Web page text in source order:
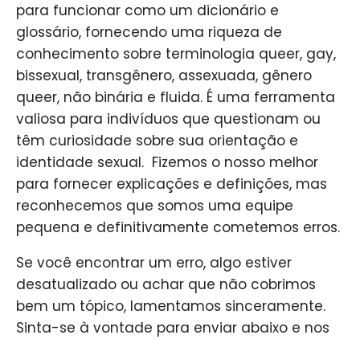
para funcionar como um dicionário e
glossário, fornecendo uma riqueza de
conhecimento sobre terminologia queer, gay,
bissexual, transgênero, assexuada, gênero
queer, não binária e fluida. É uma ferramenta
valiosa para indivíduos que questionam ou
têm curiosidade sobre sua orientação e
identidade sexual. ​ Fizemos o nosso melhor
para fornecer explicações e definições, mas
reconhecemos que somos uma equipe
pequena e definitivamente cometemos erros.
Se você encontrar um erro, algo estiver
desatualizado ou achar que não cobrimos
bem um tópico, lamentamos sinceramente.
Sinta-se à vontade para enviar abaixo e nos